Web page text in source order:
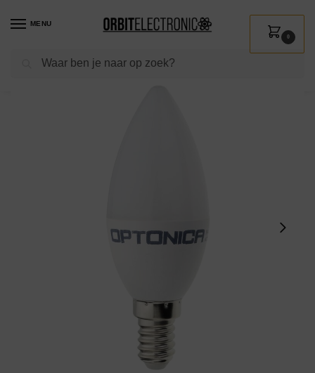
MENU
Zoeken
0
Shop / Verlichting / Lichtbronnen